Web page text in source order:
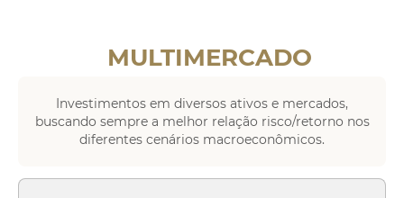
MULTIMERCADO
Investimentos em diversos ativos e mercados,
buscando sempre a melhor relação risco/retorno nos
diferentes cenários macroeconômicos.